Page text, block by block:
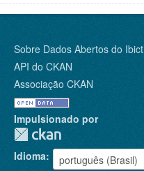
Sobre Dados Abertos do Ibict
API do CKAN
Associação CKAN
Impulsionado por
Idioma